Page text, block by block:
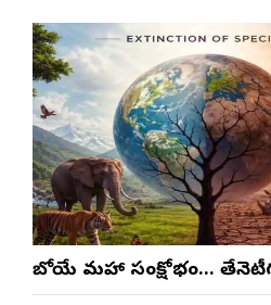
రాబోయే మహా సంక్షోభం…